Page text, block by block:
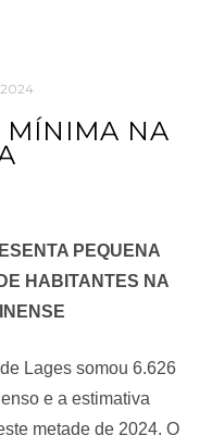
MÍNIMA NA
PEQUENA
HABITANTES NA
Lages somou 6.626
e a estimativa
metade de 2024. O